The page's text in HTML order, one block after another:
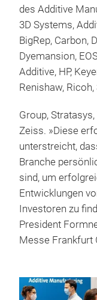
des Additive
3D Systems,
BigRep, Carbon,
Dyemansion,
Additive, HP,
Renishaw,
Group,
Zeiss. »Diese
unterstreicht,
Branche
sind, um
Entwicklungen
Investoren zu
President
Messe Frankfurt